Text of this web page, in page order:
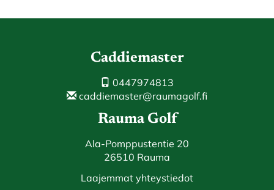
Caddiemaster
0447974813
caddiemaster@raumagolf.fi
Rauma Golf
Ala-Pomppustentie 20
26510 Rauma
Laajemmat yhteystiedot